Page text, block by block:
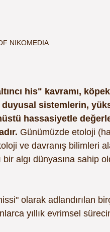
NIKOMEDIA
his" kavramı,
sistemlerin,
hassasiyetle
Günümüzde etoloji
ve davranış bilimleri
algı dünyasına sahip
olarak adlandırılan
yıllık evrimsel